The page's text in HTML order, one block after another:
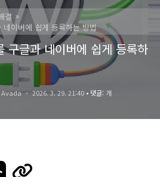
결
이버에 쉽게 등록하는 방법
구글과 네이버에 쉽게 등록하
Avada 2026. 3. 29. 21:40 • 댓글: 개